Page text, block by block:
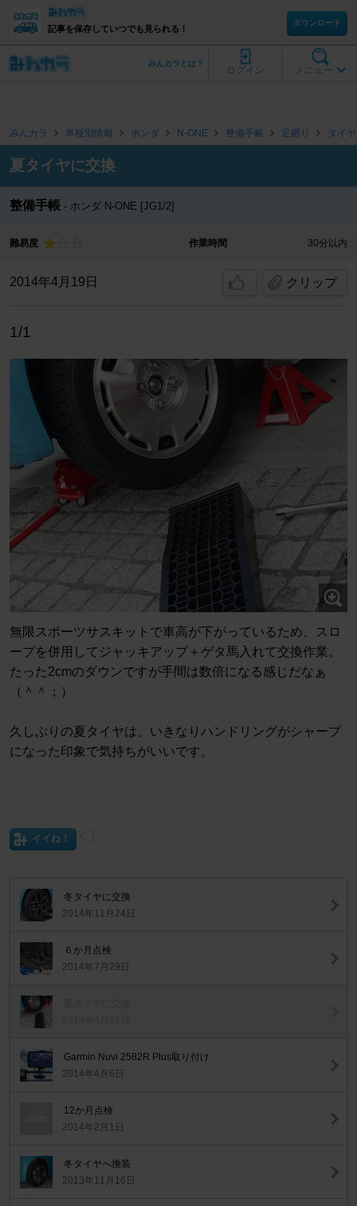
記事を保存していつでも見られる！
ダウンロード
メニュー
ログイン
みんカラとは？
みんカラ 車種別情報 ホンダ N-ONE 整備手帳 足廻り タイ
夏タイヤに交換
整備手帳 ホンダ N-ONE [JG1/2]
難易度 作業時間 30分以内
2014年4月19日 クリップ
1/1
無限スポーツサスキットで車高が下がっているため、スロ
ープを併用してジャッキアップ＋ゲタ馬入れて交換作業。
たった2cmのダウンですが手間は数倍になる感じだなぁ
（＾＾；）
久しぶりの夏タイヤは、いきなりハンドリングがシャープ
になった印象で気持ちがいいです。
イイね！
冬タイヤに交換
2014年11月24日
６か月点検
2014年7月29日
Garmin Nuvi 2582R Plus取り付け
2014年4月6日
12か月点検
2014年2月1日
冬タイヤへ換装
2013年11月16日